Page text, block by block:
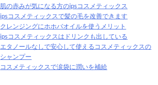
肌の赤みが気になる方のipsコスメティックス
ipsコスメティックスで髪の毛を改善できます
クレンジングにホホバオイルを使うメリット
ipsコスメティックスはドリンクも出している
エタノールなしで安心して使えるコスメティックスの
シャンプー
コスメティックスで涙袋に潤いを補給